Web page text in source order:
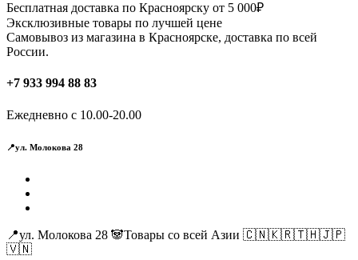
Бесплатная доставка по Красноярску от 5 000₽
Эксклюзивные товары по лучшей цене
Самовывоз из магазина в Красноярске, доставка по всей
России.
+7 933 994 88 83
Ежедневно с 10.00-20.00
📍ул. Молокова 28
📍ул. Молокова 28 🐼Товары со всей Азии 🇨🇳🇰🇷🇹🇭🇯🇵
🇻🇳